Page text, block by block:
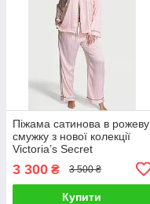
Піжама сатинова в рожеву
смужку з нової колекції
Victoria’s Secret
3 300 ₴ 3 500 ₴
Купити